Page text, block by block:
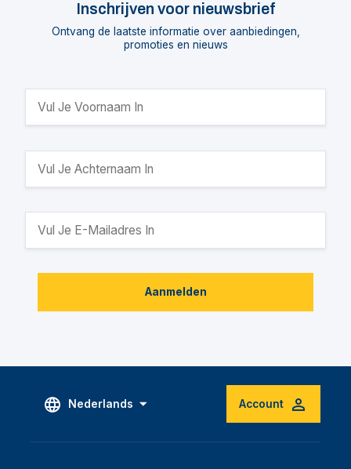
Inschrijven voor nieuwsbrief
Ontvang de laatste informatie over aanbiedingen,
promoties en nieuws
Aanmelden
Nederlands Account